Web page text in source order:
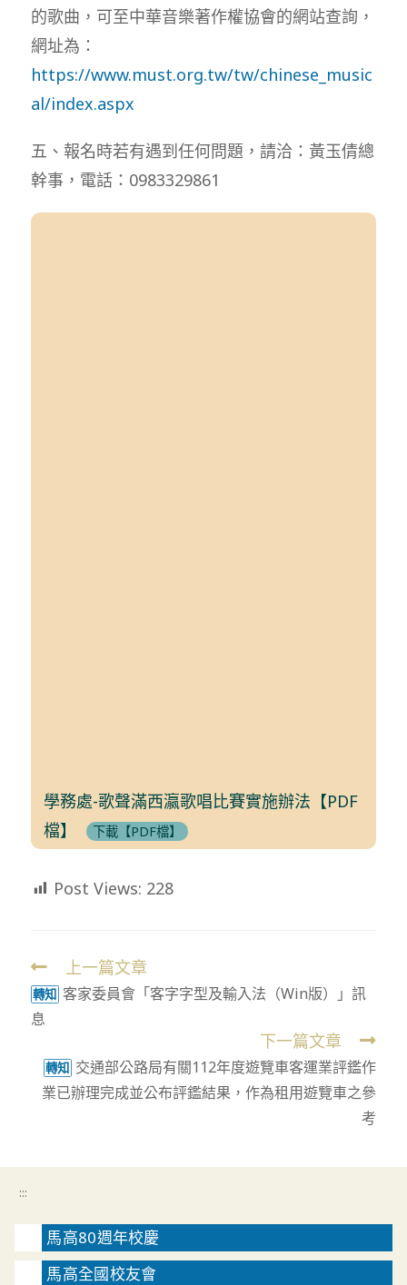
的歌曲，可至中華音樂著作權協會的網站查詢，
網址為：
https://www.must.org.tw/tw/chinese_music
al/index.aspx
五、報名時若有遇到任何問題，請洽：黃玉倩總
幹事，電話：0983329861
學務處-歌聲滿西瀛歌唱比賽實施辦法【PDF
檔】
下載【PDF檔】
Post Views: 228
Read
more
articles
上一篇文章
轉知 客家委員會「客字字型及輸入法（Win版）」訊
息
下一篇文章
轉知 交通部公路局有關112年度遊覽車客運業評鑑作
業已辦理完成並公布評鑑結果，作為租用遊覽車之參
考
:::
馬高80週年校慶
馬高全國校友會